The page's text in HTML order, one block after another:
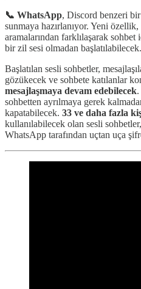
📞 WhatsApp, Discord benzeri
sunmaya hazırlanıyor. Yeni
aramalarından farklılaşarak
bir zil sesi olmadan başlatılabilecek.
Başlatılan sesli sohbetler,
gözükecek ve sohbete katılanlar
mesajlaşmaya devam edebilecek
sohbetten ayrılmaya gerek
kapatabilecek. 33 ve daha fazla
kullanılabilecek olan sesli
WhatsApp tarafından uçtan uça